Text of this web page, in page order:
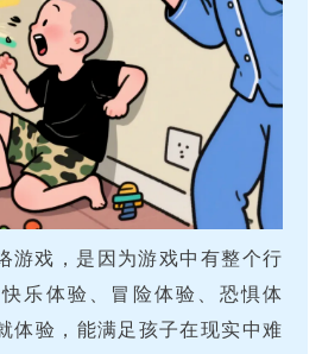
游戏，是因为游戏中有整个行
乐体验、冒险体验、恐惧体
体验，能满足孩子在现实中难